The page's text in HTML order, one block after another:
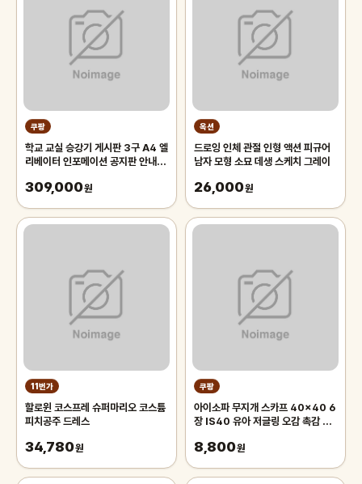
쿠팡
학교 교실 승강기 게시판 3구 A4 엘
리베이터 인포메이션 공지판 안내문
309,000원
옥션
드로잉 인체 관절 인형 액션 피규어
남자 모형 소묘 데생 스케치 그레이
26,000원
11번가
할로윈 코스프레 슈퍼마리오 코스튬
피치공주 드레스
34,780원
쿠팡
아이소파 무지개 스카프 40x40 6
장 IS40 유아 저글링 오감 촉감 놀
8,800원